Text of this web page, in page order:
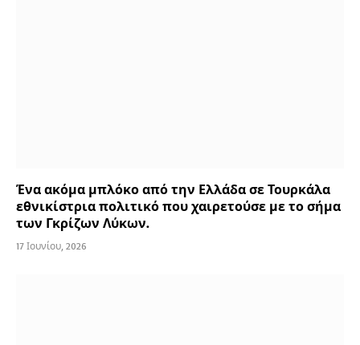
Ένα ακόμα μπλόκο από την Ελλάδα σε Τουρκάλα
εθνικίστρια πολιτικό που χαιρετούσε με το σήμα
των Γκρίζων Λύκων.
17 Ιουνίου, 2026